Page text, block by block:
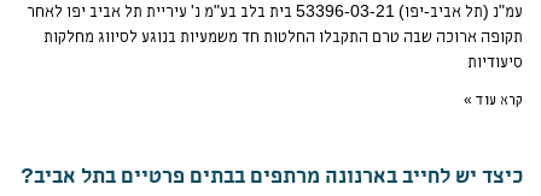
עמ"נ (תל אביב-יפו) 53396-03-21 בית בלב בע"מ נ' עיריית תל אביב יפו לאחר
תקופה ארוכה שבה טרם התקבלו החלטות חד משמעיות בנוגע לסיווג מחלקות
סיעודיות
קרא עוד »
כיצד יש לחייב בארנונה מרתפים בבתים פרטיים בתל אביב?